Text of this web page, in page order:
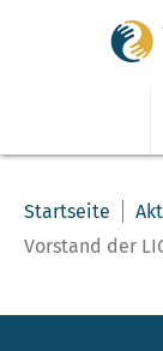
Startseite
Vorstand der